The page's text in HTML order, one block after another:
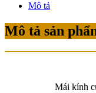
Mô tả
Mô tả sản
Mái kính